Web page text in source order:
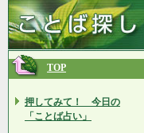
TOP
押してみて！ 今日の
「ことば占い」